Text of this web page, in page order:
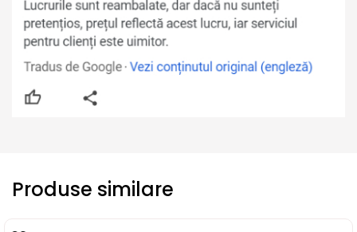
Produse similare